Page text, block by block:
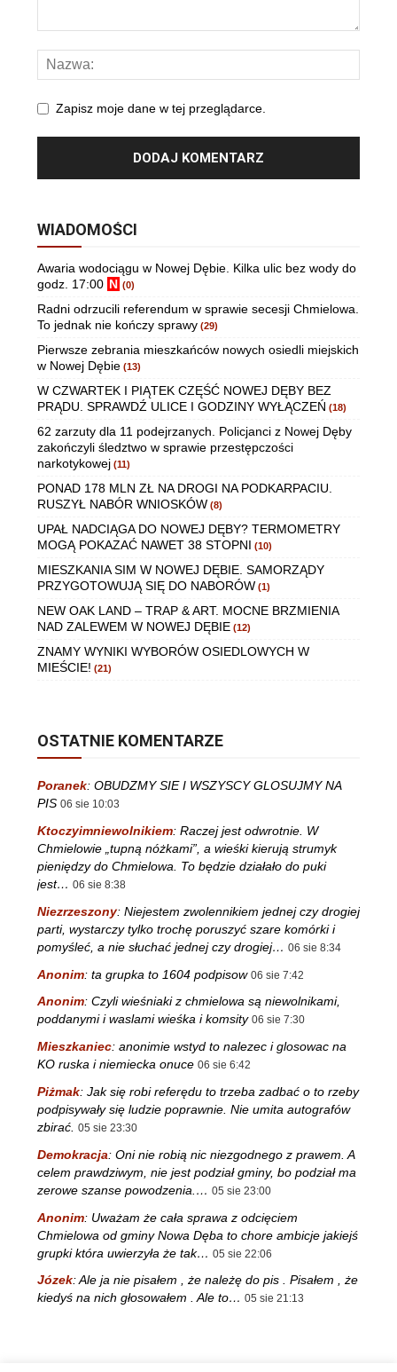
Zapisz moje dane w tej przeglądarce.
WIADOMOŚCI
Awaria wodociągu w Nowej Dębie. Kilka ulic bez wody do
godz. 17:00 N (0)
Radni odrzucili referendum w sprawie secesji Chmielowa.
To jednak nie kończy sprawy (29)
Pierwsze zebrania mieszkańców nowych osiedli miejskich
w Nowej Dębie (13)
W CZWARTEK I PIĄTEK CZĘŚĆ NOWEJ DĘBY BEZ
PRĄDU. SPRAWDŹ ULICE I GODZINY WYŁĄCZEŃ (18)
62 zarzuty dla 11 podejrzanych. Policjanci z Nowej Dęby
zakończyli śledztwo w sprawie przestępczości
narkotykowej (11)
PONAD 178 MLN ZŁ NA DROGI NA PODKARPACIU.
RUSZYŁ NABÓR WNIOSKÓW (8)
UPAŁ NADCIĄGA DO NOWEJ DĘBY? TERMOMETRY
MOGĄ POKAZAĆ NAWET 38 STOPNI (10)
MIESZKANIA SIM W NOWEJ DĘBIE. SAMORZĄDY
PRZYGOTOWUJĄ SIĘ DO NABORÓW (1)
NEW OAK LAND – TRAP & ART. MOCNE BRZMIENIA
NAD ZALEWEM W NOWEJ DĘBIE (12)
ZNAMY WYNIKI WYBORÓW OSIEDLOWYCH W
MIEŚCIE! (21)
OSTATNIE KOMENTARZE
Poranek: OBUDZMY SIE I WSZYSCY GLOSUJMY NA
PIS 06 sie 10:03
Ktoczyimniewolnikiem: Raczej jest odwrotnie. W
Chmielowie „tupną nóżkami”, a wieśki kierują strumyk
pieniędzy do Chmielowa. To będzie działało do puki
jest… 06 sie 8:38
Niezrzeszony: Niejestem zwolennikiem jednej czy drogiej
parti, wystarczy tylko trochę poruszyć szare komórki i
pomyśleć, a nie słuchać jednej czy drogiej… 06 sie 8:34
Anonim: ta grupka to 1604 podpisow 06 sie 7:42
Anonim: Czyli wieśniaki z chmielowa są niewolnikami,
poddanymi i waslami wieśka i komsity 06 sie 7:30
Mieszkaniec: anonimie wstyd to nalezec i glosowac na
KO ruska i niemiecka onuce 06 sie 6:42
Piżmak: Jak się robi referędu to trzeba zadbać o to rzeby
podpisywały się ludzie poprawnie. Nie umita autografów
zbirać. 05 sie 23:30
Demokracja: Oni nie robią nic niezgodnego z prawem. A
celem prawdziwym, nie jest podział gminy, bo podział ma
zerowe szanse powodzenia.… 05 sie 23:00
Anonim: Uważam że cała sprawa z odcięciem
Chmielowa od gminy Nowa Dęba to chore ambicje jakiejś
grupki która uwierzyła że tak… 05 sie 22:06
Józek:Ale ja nie pisałem , że należę do pis . Pisałem , że
kiedyś na nich głosowałem . Ale to… 05 sie 21:13